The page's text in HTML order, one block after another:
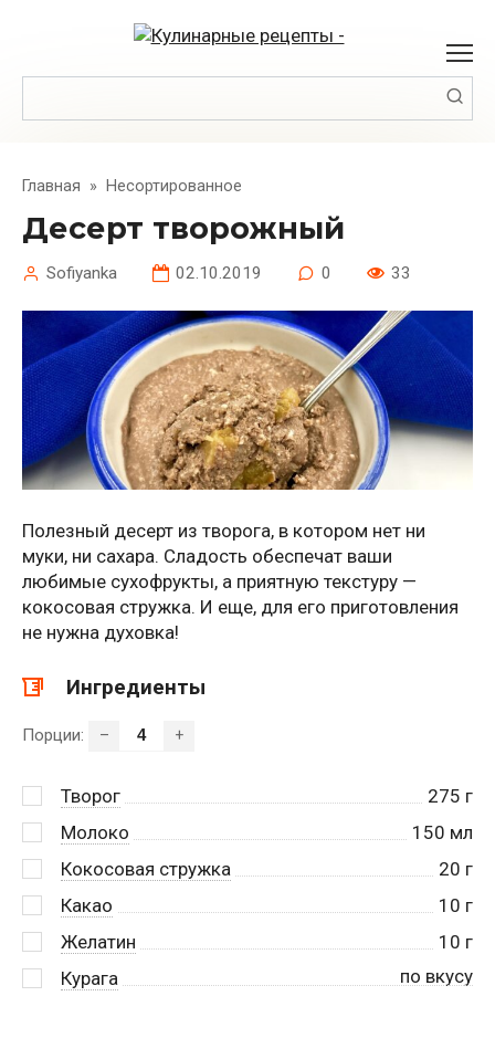
Главная » Несортированное
Десерт творожный
Sofiyanka 02.10.2019 0 33
Полезный десерт из творога, в котором нет ни
муки, ни сахара. Сладость обеспечат ваши
любимые сухофрукты, а приятную текстуру —
кокосовая стружка. И еще, для его приготовления
не нужна духовка!
Ингредиенты
Порции: – +
Творог 275 г
Молоко
150 мл
Кокосовая стружка
20 г
Какао
10 г
Желатин
10 г
Курага
по вкусу